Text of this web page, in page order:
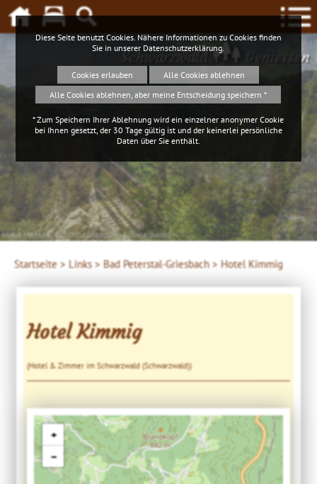
Schwarzwald Geniessen
Klaus Hansen, © Schluchtensteig Schwarzwald
Startseite > Links > Bad Peterstal-Griesbach > Hotel Kimmig
Hotel Kimmig
(Hotel & Zimmer im Schwarzwald (Schwarzwald))
+
−
Diese Seite benutzt Cookies. Nähere Informationen zu Cookies finden
Sie in unserer Datenschutzerklärung
Cookies erlauben
Alle Cookies ablehnen
Alle Cookies ablehnen, aber meine Entscheidung speichern *
* Zum Speichern Ihrer Ablehnung wird ein einzelner anonymer Cookie
bei Ihnen gesetzt, der 30 Tage gültig ist und der keinerlei persönliche
Daten über Sie enthält.